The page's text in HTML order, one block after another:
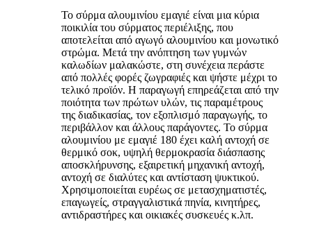
Το σύρμα αλουμινίου εμαγιέ είναι μια κύρια
ποικιλία του σύρματος περιέλιξης, που
αποτελείται από αγωγό αλουμινίου και μονωτικό
στρώμα. Μετά την ανόπτηση των γυμνών
καλωδίων μαλακώστε, στη συνέχεια περάστε
από πολλές φορές ζωγραφιές και ψήστε μέχρι το
τελικό προϊόν. Η παραγωγή επηρεάζεται από την
ποιότητα των πρώτων υλών, τις παραμέτρους
της διαδικασίας, τον εξοπλισμό παραγωγής, το
περιβάλλον και άλλους παράγοντες. Το σύρμα
αλουμινίου με εμαγιέ 180 έχει καλή αντοχή σε
θερμικό σοκ, υψηλή θερμοκρασία διάσπασης
αποσκλήρυνσης, εξαιρετική μηχανική αντοχή,
αντοχή σε διαλύτες και αντίσταση ψυκτικού.
Χρησιμοποιείται ευρέως σε μετασχηματιστές,
επαγωγείς, στραγγαλιστικά πηνία, κινητήρες,
αντιδραστήρες και οικιακές συσκευές κ.λπ.